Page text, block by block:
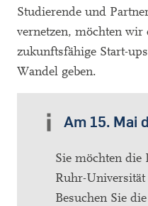
Studierende und
vernetzen, möchten
zukunftsfähige Start-
Wandel geben.
Am 15. Mai
Sie möchten die
Ruhr-Universität
Besuchen Sie